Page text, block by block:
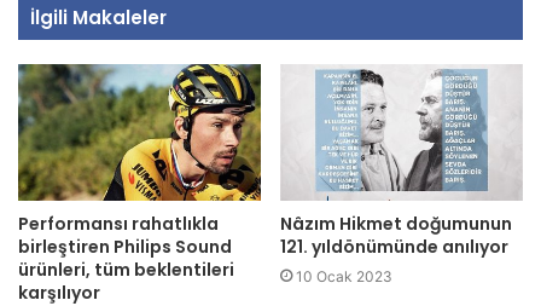
İlgili Makaleler
Performansı rahatlıkla
birleştiren Philips Sound
ürünleri, tüm beklentileri
karşılıyor
Nâzım Hikmet doğumunun
121. yıldönümünde anılıyor
10 Ocak 2023